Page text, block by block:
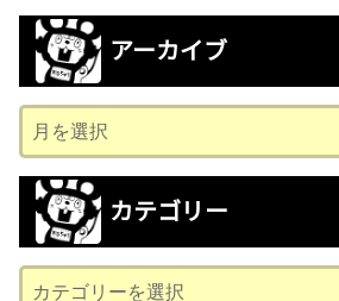
アーカイブ
ー
カ
ブ
カテゴリー